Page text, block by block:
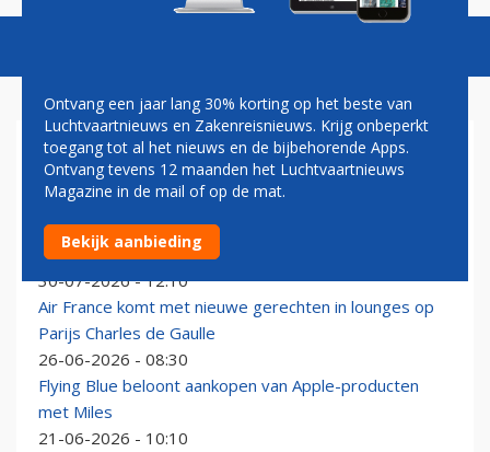
AIR FRANCE
Business en First Class steeds belangrijker voor Air
France-KLM: ‘investering betaalt zich uit’
30-07-2026 - 12:10
Air France komt met nieuwe gerechten in lounges op
Parijs Charles de Gaulle
26-06-2026 - 08:30
Flying Blue beloont aankopen van Apple-producten
met Miles
21-06-2026 - 10:10
Ontvang een jaar lang 30% korting op het beste van
Luchtvaartnieuws en Zakenreisnieuws. Krijg onbeperkt
toegang tot al het nieuws en de bijbehorende Apps.
Ontvang tevens 12 maanden het Luchtvaartnieuws
Magazine in de mail of op de mat.
Bekijk aanbieding